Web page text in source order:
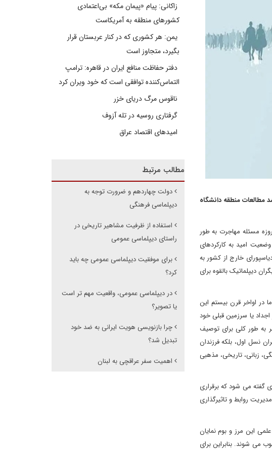
مطالعات منطقه دانشگاه
مسئله مهاجرت به طور
امید به کارکردهای
خارج از کشور به
دیپلماتیک بالقوه برای
در اواخر قرن بیستم این
که دور از اجداد یا سرزمین قبلی خود
به طور کلی برای توصیف
نسل اول، بلکه فرزندان
زبانی، تاریخی، مذهبی
گفته می شود که برقراری
روابط و تاثیرگذاری
این مرز و بوم نمایان
کشور محسوب می شوند. بنابراین برای
زاکانی: پیام «پیمان مکه» بی‌اعتمادی
کشورهای منطقه به آمریکاست
یمن: هر کشوری که در کنار عربستان قرار
بگیرد، متجاوز است
دفتر حفاظت منافع ایران در قاهره: ترامپ
التماس‌کننده توافقی است که خود ویران کرد
ناقوس مرگ دریای خزر
گرفتاری روسیه در تله آزوف
امیدهای اقتصاد عراق
مطالب مرتبط
دولت چهاردهم و ضرورت توجه به
دیپلماسی فرهنگی
استفاده از ظرفیت مشاهیر تاریخی در
راستای دیپلماسی عمومی
برای موفقیت دیپلماسی عمومی چه باید
کرد؟
در دیپلماسی عمومی، واقعیت مهم تر است
یا تصویر؟
چرا بازنویسی هویت ایرانی به ضد خود
تبدیل شد؟
اهمیت سفر عراقچی به لبنان